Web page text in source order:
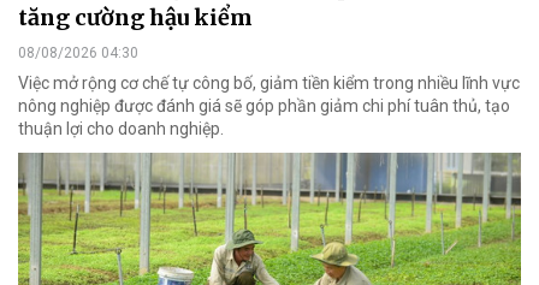
tăng cường hậu kiểm
08/08/2026 04:30
Việc mở rộng cơ chế tự công bố, giảm tiền kiểm trong nhiều lĩnh vực
nông nghiệp được đánh giá sẽ góp phần giảm chi phí tuân thủ, tạo
thuận lợi cho doanh nghiệp.